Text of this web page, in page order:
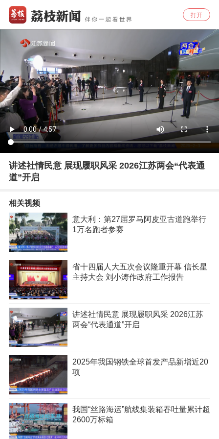
打开
讲述社情民意 展现履职风采 2026江苏两会“代表通
道”开启
相关视频
意大利：第27届罗马阿皮亚古道跑举行
1万名跑者参赛
省十四届人大五次会议隆重开幕 信长星
主持大会 刘小涛作政府工作报告
讲述社情民意 展现履职风采 2026江苏
两会“代表通道”开启
2025年我国钢铁全球首发产品新增近20
项
我国“丝路海运”航线集装箱吞吐量累计超
2600万标箱